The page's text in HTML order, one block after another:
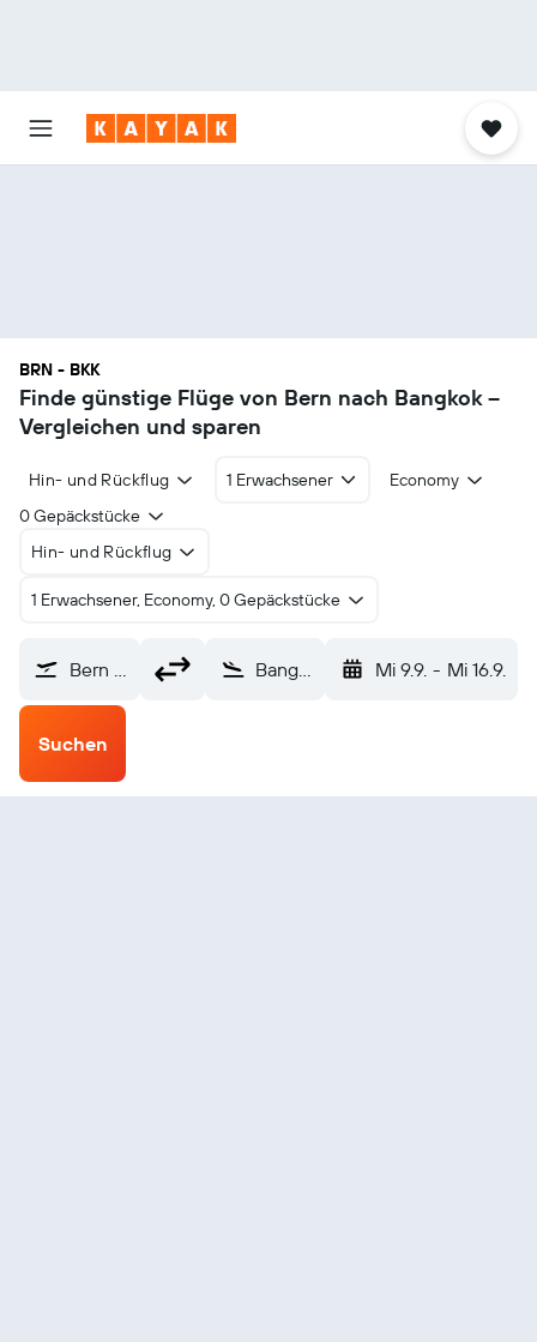
BRN - BKK
Finde günstige Flüge von Bern nach Bangkok –
Vergleichen und sparen
Hin- und Rückflug 1 Erwachsener
Economy
0 Gepäckstücke
Hin- und Rückflug
1 Erwachsener, Economy, 0 Gepäckstücke
Bern (BRN) Bangkok-Suvarnabhumi (BKK) Mi 9.9. - Mi 16.9.
Suchen